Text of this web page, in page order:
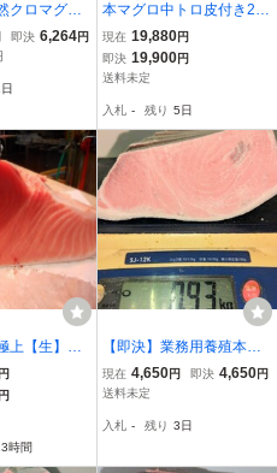
ロマグロ
ラム 鮪の
付き！
即決 6,264円
本マグロ中トロ皮付き2.0
kセット19900円即決
現在 19,880円
即決 19,900円
送料未定
入札 - 残り 5日
上【生】
ぐろの腹
時間
【即決】業務用養殖本鮪
（マルタ産）背下/中トロ
ブロック端材 930g★１ブ
ト済み ）
現在 4,650円 即決 4,650円
送料未定
入札 - 残り 3日